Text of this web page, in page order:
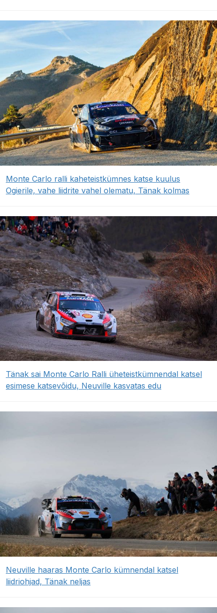
Monte Carlo ralli kaheteistkümnes katse kuulus
Ogierile, vahe liidrite vahel olematu, Tänak kolmas
Tänak sai Monte Carlo Ralli üheteistkümnendal katsel
esimese katsevõidu, Neuville kasvatas edu
Neuville haaras Monte Carlo kümnendal katsel
liidriohjad, Tänak neljas